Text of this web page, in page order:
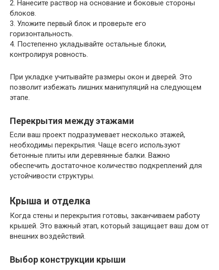
2. Нанесите раствор на основание и боковые стороны
блоков.
3. Уложите первый блок и проверьте его
горизонтальность.
4. Постепенно укладывайте остальные блоки,
контролируя ровность.
При укладке учитывайте размеры окон и дверей. Это
позволит избежать лишних манипуляций на следующем
этапе.
Перекрытия между этажами
Если ваш проект подразумевает несколько этажей,
необходимы перекрытия. Чаще всего используют
бетонные плиты или деревянные балки. Важно
обеспечить достаточное количество подкреплений для
устойчивости структуры.
Крыша и отделка
Когда стены и перекрытия готовы, заканчиваем работу
крышей. Это важный этап, который защищает ваш дом от
внешних воздействий.
Выбор конструкции крыши